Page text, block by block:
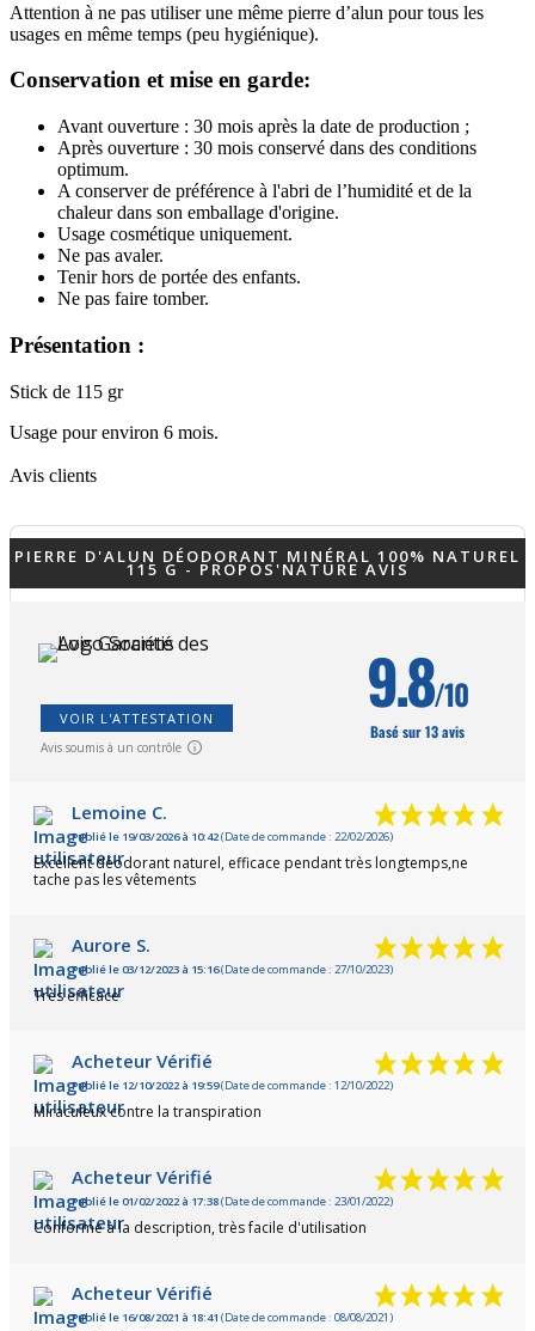
Attention à ne pas utiliser une même pierre d’alun pour tous les
usages en même temps (peu hygiénique).
Conservation et mise en garde:
Avant ouverture : 30 mois après la date de production ;
Après ouverture : 30 mois conservé dans des conditions
optimum.
A conserver de préférence à l'abri de l’humidité et de la
chaleur dans son emballage d'origine.
Usage cosmétique uniquement.
Ne pas avaler.
Tenir hors de portée des enfants.
Ne pas faire tomber.
Présentation :
Stick de 115 gr
Usage pour environ 6 mois.
Avis clients
PIERRE D'ALUN DÉODORANT MINÉRAL 100% NATUREL
115 G - PROPOS'NATURE AVIS
VOIR L'ATTESTATION
Avis soumis à un contrôle
9.8/10
Basé sur 13 avis
Lemoine C.
Publié le 19/03/2026 à 10:42(Date de commande : 22/02/2026)
Excellent déodorant naturel, efficace pendant très longtemps,ne
tache pas les vêtements
Aurore S.
Publié le 03/12/2023 à 15:16(Date de commande : 27/10/2023)
Très efficace
Acheteur Vérifié
Publié le 12/10/2022 à 19:59(Date de commande : 12/10/2022)
Miraculeux contre la transpiration
Acheteur Vérifié
Publié le 01/02/2022 à 17:38(Date de commande : 23/01/2022)
Conforme à la description, très facile d'utilisation
Acheteur Vérifié
Publié le 16/08/2021 à 18:41 (Date de commande : 08/08/2021)